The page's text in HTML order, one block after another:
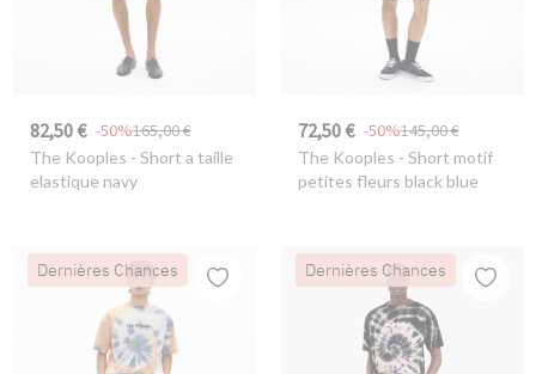
82,50 € 165,00 €
-50%
The Kooples - Short a taille
elastique navy
72,50 € 145,00 €
-50%
The Kooples - Short motif
petites fleurs black blue
Dernières Chances Dernières Chances